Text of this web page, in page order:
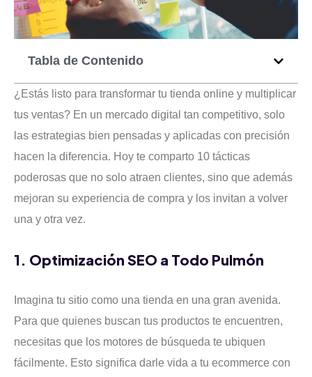
Tabla de Contenido
¿Estás listo para transformar tu tienda online y multiplicar
tus ventas? En un mercado digital tan competitivo, solo
las estrategias bien pensadas y aplicadas con precisión
hacen la diferencia. Hoy te comparto 10 tácticas
poderosas que no solo atraen clientes, sino que además
mejoran su experiencia de compra y los invitan a volver
una y otra vez.
1. Optimización SEO a Todo Pulmón
Imagina tu sitio como una tienda en una gran avenida.
Para que quienes buscan tus productos te encuentren,
necesitas que los motores de búsqueda te ubiquen
fácilmente. Esto significa darle vida a tu ecommerce con